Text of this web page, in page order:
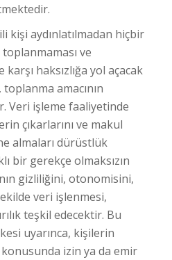
kişi aydınlatılmadan hiçbir
ve
haksızlığa yol açacak
amacının
Veri işleme faaliyetinde
çıkarlarını ve makul
almaları dürüstlük
bir gerekçe olmaksızın
gizliliğini, otonomisini,
veri işlenmesi,
teşkil edecektir. Bu
uyarınca, kişilerin
izin ya da emir